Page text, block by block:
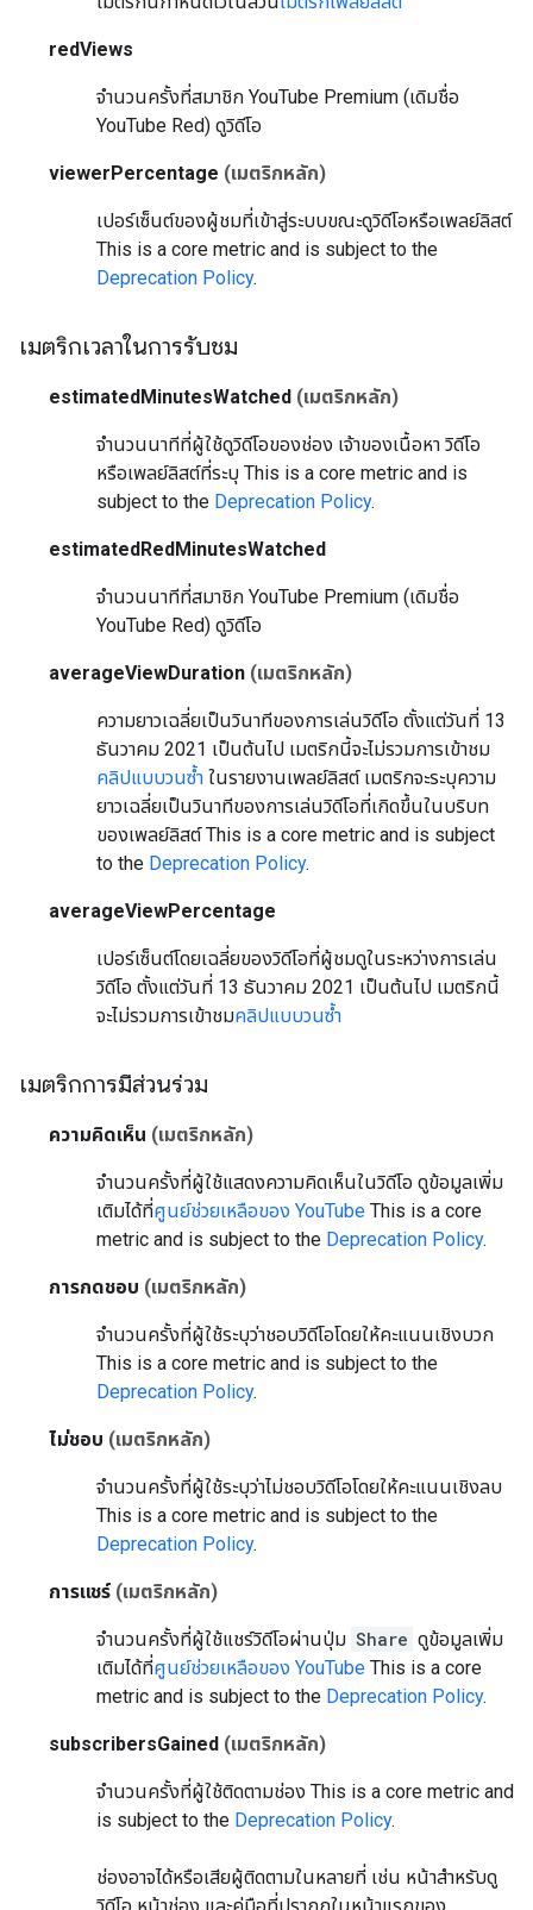
redViews
จำนวนครั้งที่สมาชิก YouTube Premium (เดิมชื่อ
YouTube Red) ดูวิดีโอ
viewerPercentage (เมตริกหลัก)
เปอร์เซ็นต์ของผู้ชมที่เข้าสู่ระบบขณะดูวิดีโอหรือเพลย์ลิสต์
This is a core metric and is subject to the
Deprecation Policy.
เมตริกเวลาในการรับชม
estimatedMinutesWatched (เมตริกหลัก)
จำนวนนาทีที่ผู้ใช้ดูวิดีโอของช่อง เจ้าของเนื้อหา วิดีโอ
หรือเพลย์ลิสต์ที่ระบุ This is a core metric and is
subject to the Deprecation Policy.
estimatedRedMinutesWatched
จำนวนนาทีที่สมาชิก YouTube Premium (เดิมชื่อ
YouTube Red) ดูวิดีโอ
averageViewDuration (เมตริกหลัก)
ความยาวเฉลี่ยเป็นวินาทีของการเล่นวิดีโอ ตั้งแต่วันที่ 13
ธันวาคม 2021 เป็นต้นไป เมตริกนี้จะไม่รวมการเข้าชม
คลิปแบบวนซ้ำ ในรายงานเพลย์ลิสต์ เมตริกจะระบุความ
ยาวเฉลี่ยเป็นวินาทีของการเล่นวิดีโอที่เกิดขึ้นในบริบท
ของเพลย์ลิสต์This is a core metric and is subject
to the Deprecation Policy.
averageViewPercentage
เปอร์เซ็นต์โดยเฉลี่ยของวิดีโอที่ผู้ชมดูในระหว่างการเล่น
วิดีโอ ตั้งแต่วันที่ 13 ธันวาคม 2021 เป็นต้นไป เมตริกนี้
จะไม่รวมการเข้าชมคลิปแบบวนซ้ำ
เมตริกการมีส่วนร่วม
ความคิดเห็น (เมตริกหลัก)
จำนวนครั้งที่ผู้ใช้แสดงความคิดเห็นในวิดีโอ ดูข้อมูลเพิ่ม
เติมได้ที่ศูนย์ช่วยเหลือของ YouTube This is a core
metric and is subject to the Deprecation Policy.
การกดชอบ (เมตริกหลัก)
จำนวนครั้งที่ผู้ใช้ระบุว่าชอบวิดีโอโดยให้คะแนนเชิงบวก
This is a core metric and is subject to the
Deprecation Policy.
ไม่ชอบ (เมตริกหลัก)
จำนวนครั้งที่ผู้ใช้ระบุว่าไม่ชอบวิดีโอโดยให้คะแนนเชิงลบ
This is a core metric and is subject to the
Deprecation Policy.
การแชร์ (เมตริกหลัก)
จำนวนครั้งที่ผู้ใช้แชร์วิดีโอผ่านปุ่ม Share ดูข้อมูลเพิ่ม
เติมได้ที่ศูนย์ช่วยเหลือของ YouTube This is a core
metric and is subject to the Deprecation Policy.
subscribersGained (เมตริกหลัก)
จำนวนครั้งที่ผู้ใช้ติดตามช่อง This is a core metric and
is subject to the Deprecation Policy.
ช่องอาจได้หรือเสียผู้ติดตามในหลายที่ เช่น หน้าสำหรับดู